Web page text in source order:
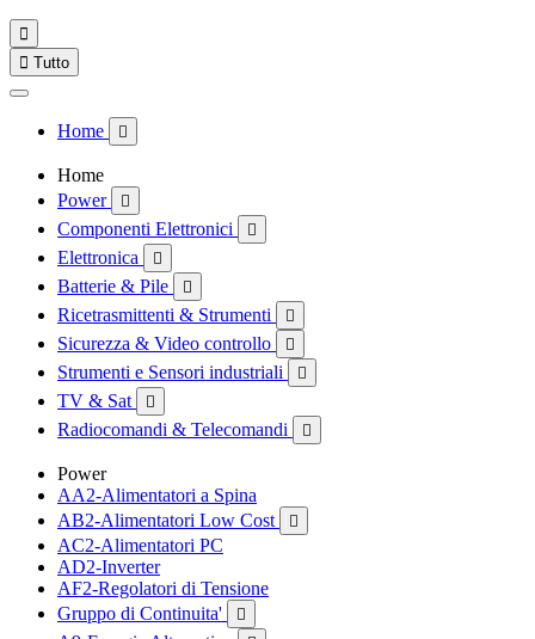

 Tutto
Home 
Home
Power

Componenti Elettronici 
Elettronica 
Batterie & Pile 
Ricetrasmittenti & Strumenti 
Sicurezza & Video controllo 
Strumenti e Sensori industriali 
TV & Sat 
Radiocomandi & Telecomandi 
Power
AA2-Alimentatori a Spina
AB2-Alimentatori Low Cost

AC2-Alimentatori PC
AD2-Inverter
AF2-Regolatori di Tensione
Gruppo di Continuita'
